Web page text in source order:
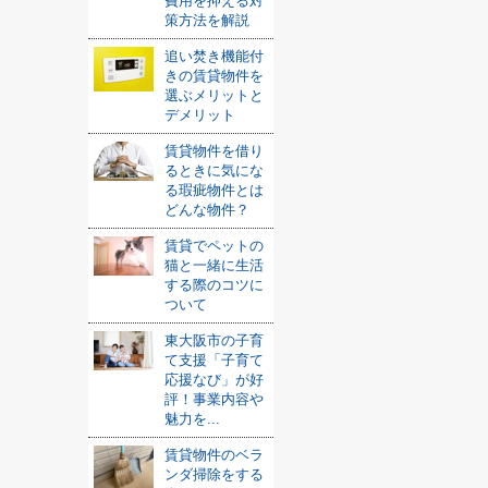
策方法を解説
追い焚き機能付
きの賃貸物件を
選ぶメリットと
デメリット
賃貸物件を借り
るときに気にな
る瑕疵物件とは
どんな物件？
賃貸でペットの
猫と一緒に生活
する際のコツに
ついて
東大阪市の子育
て支援「子育て
応援なび」が好
評！事業内容や
魅力を...
賃貸物件のベラ
ンダ掃除をする